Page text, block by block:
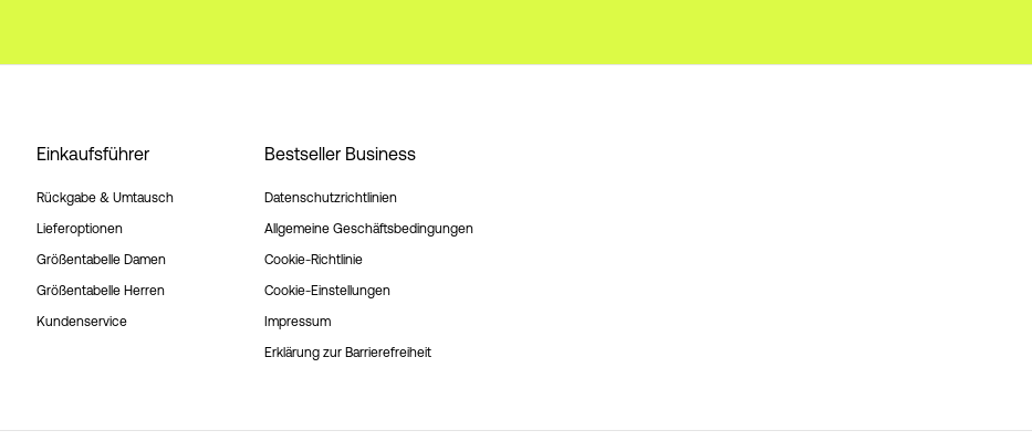
Einkaufsführer
Rückgabe & Umtausch
Lieferoptionen
Größentabelle Damen
Größentabelle Herren
Kundenservice
Bestseller Business
Datenschutzrichtlinien
Allgemeine Geschäftsbedingungen
Cookie-Richtlinie
Cookie-Einstellungen
Impressum
Erklärung zur Barrierefreiheit